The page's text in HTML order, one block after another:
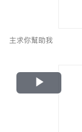
主求你幫助我
Play
Video